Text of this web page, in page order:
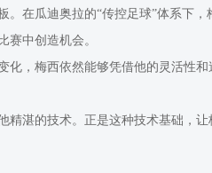
在瓜迪奥拉的“传控足球”体系下，
赛中创造机会。
，梅西依然能够凭借他的灵活性
湛的技术。正是这种技术基础，